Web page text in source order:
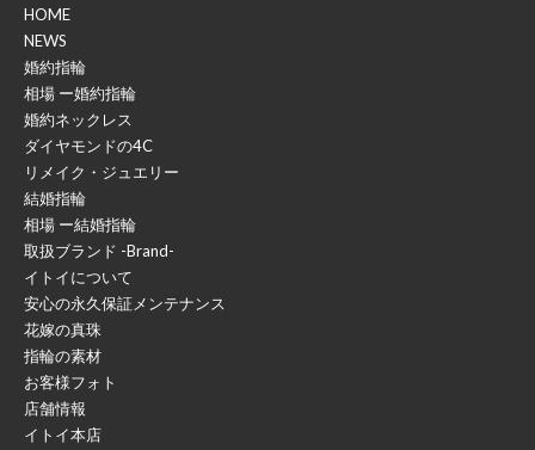
HOME
NEWS
婚約指輪
相場 ー婚約指輪
婚約ネックレス
ダイヤモンドの4C
リメイク・ジュエリー
結婚指輪
相場 ー結婚指輪
取扱ブランド -Brand-
イトイについて
安心の永久保証メンテナンス
花嫁の真珠
指輪の素材
お客様フォト
店舗情報
イトイ本店